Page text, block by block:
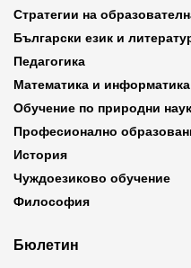
Стратегии на
Български език и
Педагогика
Математика и информатика
Обучение по природни
Професионално
История
Чуждоезиково обучение
Философия
Бюлетин